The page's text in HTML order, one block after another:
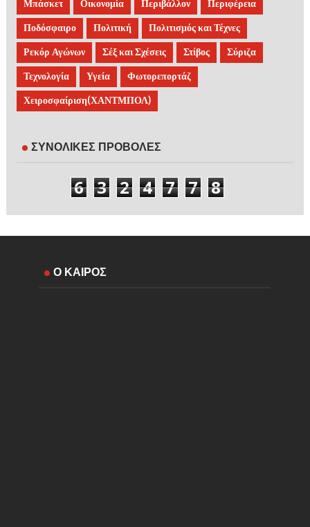
Μπάσκετ Οικονομία Περιβάλλον Περιφέρεια
Ποδόσφαιρο Πολιτική Πολιτισμός και Τέχνες
Ρεκόρ Αγώνων Σέξ και Σχέσεις Στίβος Σύριζα
Τεχνολογία Υγεία Φωτορεπορτάζ
Χειροσφαίριση(ΧΑΝΤΜΠΟΛ)
ΣΥΝΟΛΙΚΕΣ ΠΡΟΒΟΛΕΣ
6 3 2 4 7 7 8
Ο ΚΑΙΡΟΣ